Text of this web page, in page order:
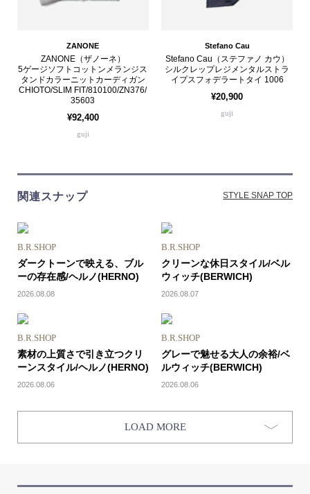
ZANONE
ZANONE（ザノーネ）
5ゲージソフトコットンメランジス
タンドカラーニットカーディガン
CHIOTO/SLIM FIT/810100/ZN376/
35603
¥92,400
guji
Stefano Cau
Stefano Cau（ステファノ カウ）
シルクレップレジメンタルストラ
イプスフォデラートタイ 1006
¥20,900
guji
関連スナップ STYLE SNAP TOP
B.R.SHOP
ダークトーンで映える、ブル
ーの存在感/ヘルノ(HERNO)
2026.08.08
B.R.SHOP
クリーンな休日スタイル/ベル
ウィッチ(BERWICH)
2026.08.07
B.R.SHOP
素材の上質さで引き立つクリ
ーンスタイル/ヘルノ(HERNO)
2026.08.06
B.R.SHOP
グレーで魅せる大人の余裕/ベ
ルウィッチ(BERWICH)
2026.08.06
LOAD MORE